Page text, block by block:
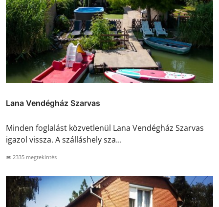
Lana Vendégház Szarvas
Minden foglalást közvetlenül Lana Vendégház Szarvas
igazol vissza. A szálláshely sza...
2335 megtekintés